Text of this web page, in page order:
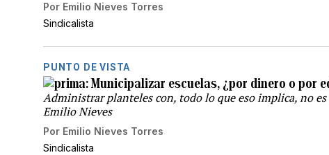
Por Emilio Nieves Torres
Sindicalista
PUNTO DE VISTA
Municipalizar escuelas, ¿por dinero o por
Administrar planteles con, todo lo que eso implica, no
Emilio Nieves
Por Emilio Nieves Torres
Sindicalista